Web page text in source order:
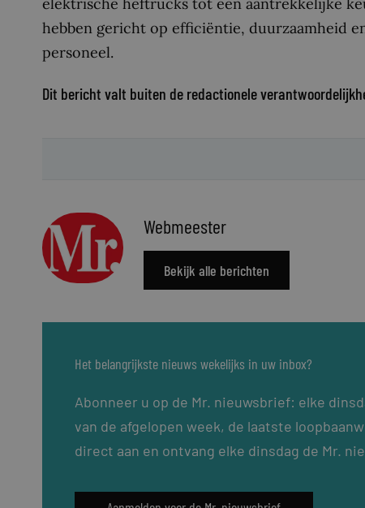
elektrische heftrucks tot een aantrekkelijke
hebben gericht op efficiëntie, duurzaamheid
personeel.
Dit bericht valt buiten de redactionele
Webmeester
Bekijk alle berichten
Het belangrijkste nieuws wekelijks in uw inbox?
Abonneer u op de Mr. nieuwsbrief: elke
van de afgelopen week, de laatste
direct aan en ontvang elke dinsdag de Mr.